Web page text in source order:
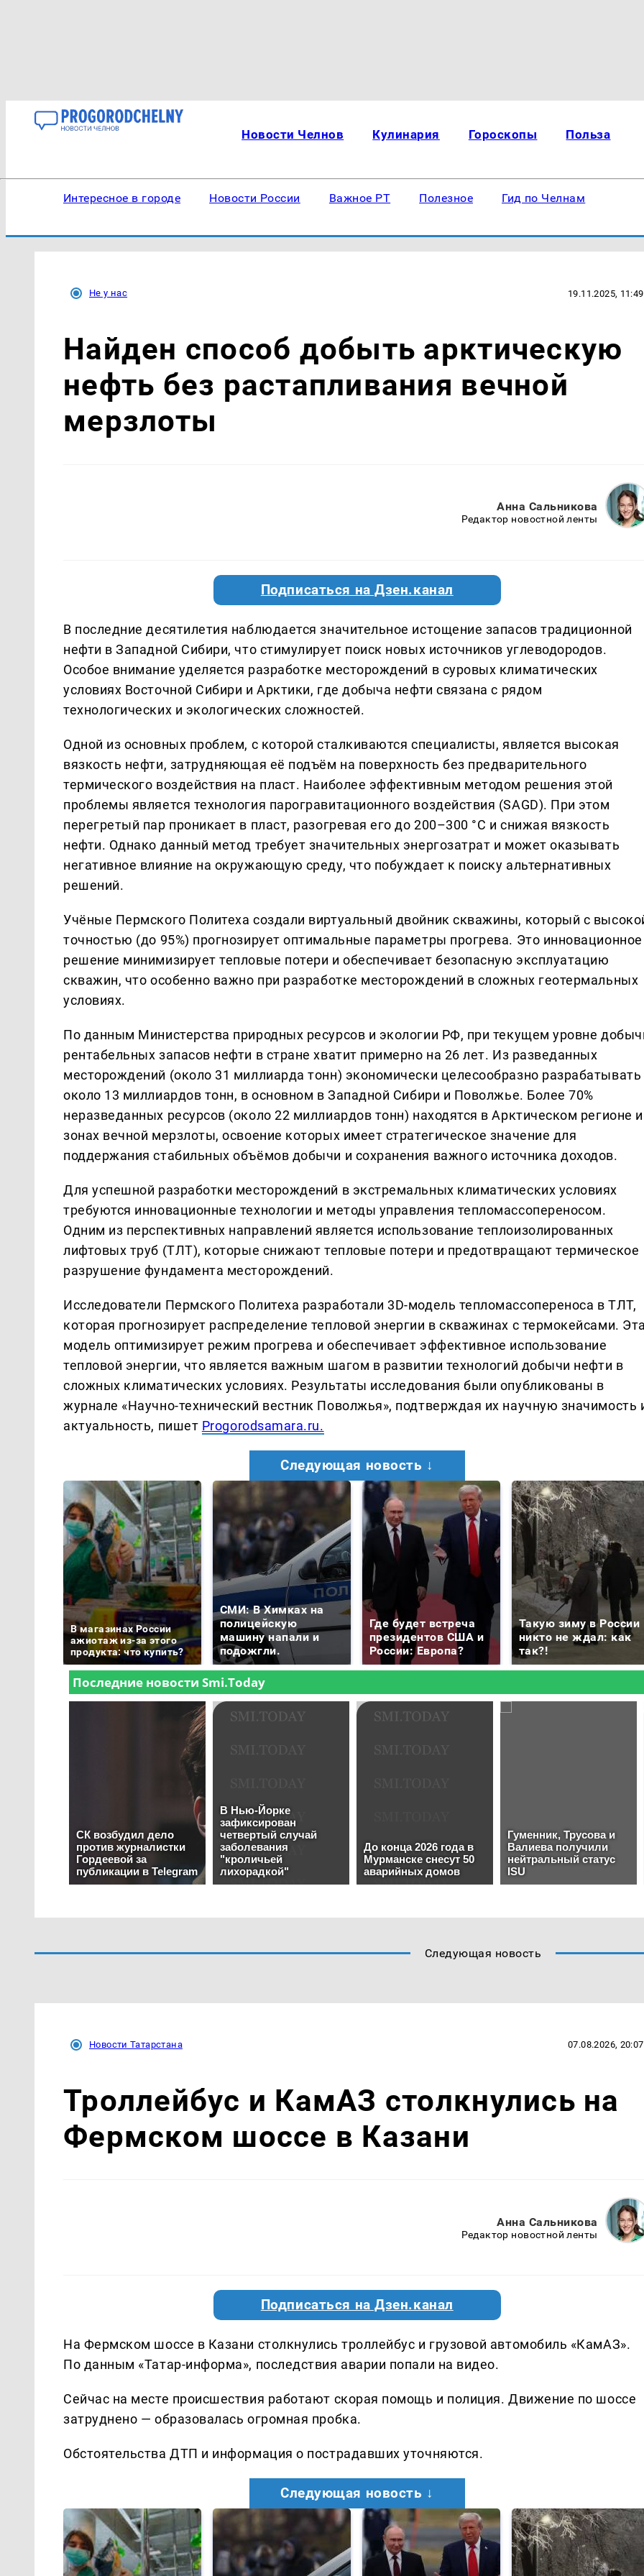
Новости Челнов Кулинария Гороскопы Польза
Интересное в городе Новости России Важное РТ Полезное Гид по Челнам
Не у нас 19.11.2025, 11:49
Найден способ добыть арктическую
нефть без растапливания вечной
мерзлоты
Анна Сальникова
Редактор новостной ленты
Подписаться на Дзен.канал
В последние десятилетия наблюдается значительное истощение запасов традиционной
нефти в Западной Сибири, что стимулирует поиск новых источников углеводородов.
Особое внимание уделяется разработке месторождений в суровых климатических
условиях Восточной Сибири и Арктики, где добыча нефти связана с рядом
технологических и экологических сложностей.
Одной из основных проблем, с которой сталкиваются специалисты, является высокая
вязкость нефти, затрудняющая её подъём на поверхность без предварительного
термического воздействия на пласт. Наиболее эффективным методом решения этой
проблемы является технология парогравитационного воздействия (SAGD). При этом
перегретый пар проникает в пласт, разогревая его до 200–300 °C и снижая вязкость
нефти. Однако данный метод требует значительных энергозатрат и может оказывать
негативное влияние на окружающую среду, что побуждает к поиску альтернативных
решений.
Учёные Пермского Политеха создали виртуальный двойник скважины, который с
точностью (до 95%) прогнозирует оптимальные параметры прогрева. Это инновационное
решение минимизирует тепловые потери и обеспечивает безопасную эксплуатацию
скважин, что особенно важно при разработке месторождений в сложных геотермальных
условиях.
По данным Министерства природных ресурсов и экологии РФ, при текущем уровне
рентабельных запасов нефти в стране хватит примерно на 26 лет. Из разведанных
месторождений (около 31 миллиарда тонн) экономически целесообразно разрабатывать
около 13 миллиардов тонн, в основном в Западной Сибири и Поволжье. Более 70%
неразведанных ресурсов (около 22 миллиардов тонн) находятся в Арктическом регионе и
зонах вечной мерзлоты, освоение которых имеет стратегическое значение для
поддержания стабильных объёмов добычи и сохранения важного источника доходов.
Для успешной разработки месторождений в экстремальных климатических условиях
требуются инновационные технологии и методы управления тепломассопереносом.
Одним из перспективных направлений является использование теплоизолированных
лифтовых труб (ТЛТ), которые снижают тепловые потери и предотвращают термическое
разрушение фундамента месторождений.
Исследователи Пермского Политеха разработали 3D-модель тепломассопереноса в ТЛТ,
которая прогнозирует распределение тепловой энергии в скважинах с термокейсами. Эта
модель оптимизирует режим прогрева и обеспечивает эффективное использование
тепловой энергии, что является важным шагом в развитии технологий добычи нефти в
сложных климатических условиях. Результаты исследования были опубликованы в
журнале «Научно-технический вестник Поволжья», подтверждая их научную значимость
актуальность, пишет Progorodsamara.ru.
Следующая новость ↓
В магазинах России
ажиотаж из-за этого
продукта: что купить?
СМИ: В Химках на
полицейскую
машину напали и
подожгли.
Где будет встреча
президентов США и
России: Европа?
Такую зиму в России
никто не ждал: как
так?!
Следующая новость
Новости Татарстана 07.08.2026, 20:07
Троллейбус и КамАЗ столкнулись на
Фермском шоссе в Казани
Анна Сальникова
Редактор новостной ленты
Подписаться на Дзен.канал
На Фермском шоссе в Казани столкнулись троллейбус и грузовой автомобиль «КамАЗ».
По данным «Татар-информа», последствия аварии попали на видео.
Сейчас на месте происшествия работают скорая помощь и полиция. Движение по шоссе
затруднено — образовалась огромная пробка.
Обстоятельства ДТП и информация о пострадавших уточняются.
Следующая новость ↓